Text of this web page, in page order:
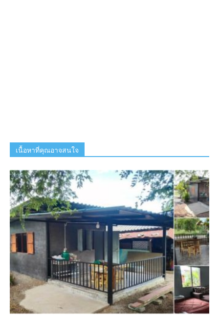
เนื้อหาที่คุณอาจสนใจ